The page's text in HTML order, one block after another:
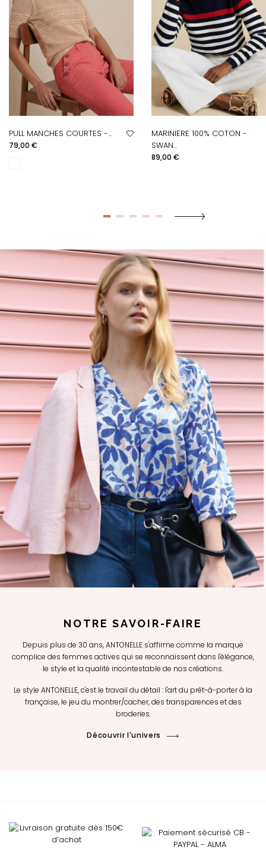
PULL MANCHES COURTES -...
Prix
79,00 €
MARINIERE 100% COTON -
SWAN...
Prix
89,00 €
NOTRE SAVOIR-FAIRE
Depuis plus de 30 ans, ANTONELLE s'affirme comme la marque
complice des femmes actives qui se reconnaissent dans l'élégance,
le style et la qualité incontestable de nos créations.
Le style ANTONELLE, c'est le travail du détail : l'art du prêt-à-porter à la
française, le jeu du montrer/cacher, des transparences et des
broderies.
Découvrir l'univers